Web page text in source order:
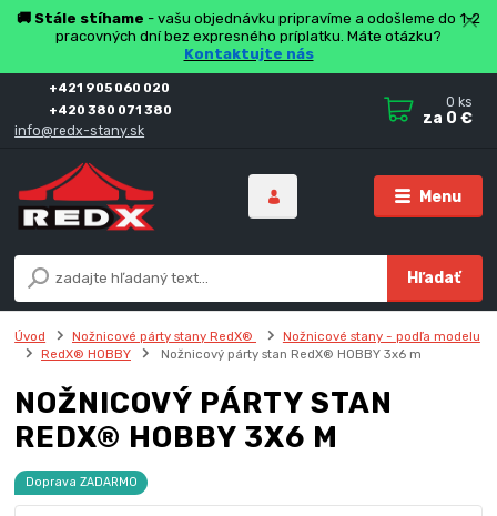
🚚 Stále stíhame - vašu objednávku pripravíme a odošleme do 1-2
pracovných dní bez expresného príplatku. Máte otázku?
Kontaktujte nás
Menu
Hľadať
+421 905 060 020
+420 380 071 380
info@redx-stany.sk
0 ks
za 0 €
Úvod Nožnicové párty stany RedX®
Nožnicové stany - podľa modelu
RedX® HOBBY
Nožnicový párty stan RedX® HOBBY 3x6 m
NOŽNICOVÝ PÁRTY STAN
REDX® HOBBY 3X6 M
Doprava ZADARMO